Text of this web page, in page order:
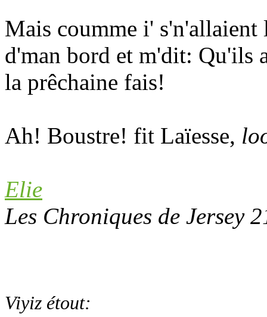
Mais coumme i' s'n'allaient
d'man bord et m'dit: Qu'ils
la prêchaine fais!
Ah! Boustre! fit Laïesse,
Elie
Les Chroniques de Jersey
Viyiz étout: